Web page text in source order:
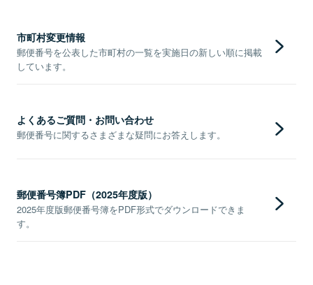
市町村変更情報
郵便番号を公表した市町村の一覧を実施日の新しい順に掲載
しています。
よくあるご質問・お問い合わせ
郵便番号に関するさまざまな疑問にお答えします。
郵便番号簿PDF（2025年度版）
2025年度版郵便番号簿をPDF形式でダウンロードできま
す。